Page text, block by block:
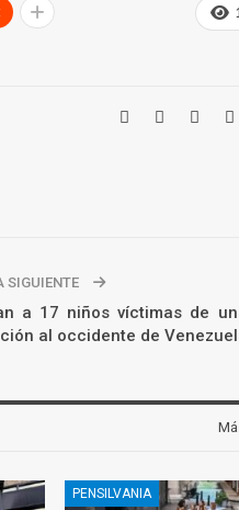
SIGUIENTE
a 17 niños víctimas de
al occidente de
PENSILVANIA